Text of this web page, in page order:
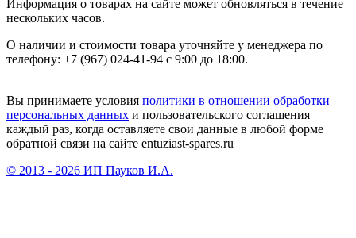
Информация о товарах на сайте может обновляться в течение
нескольких часов.
О наличии и стоимости товара уточняйте у менеджера по
телефону: +7 (967) 024-41-94 с 9:00 до 18:00.
Вы принимаете условия политики в отношении обработки
персональных данных и пользовательского соглашения
каждый раз, когда оставляете свои данные в любой форме
обратной связи на сайте entuziast-spares.ru
© 2013 - 2026 ИП Пауков И.А.